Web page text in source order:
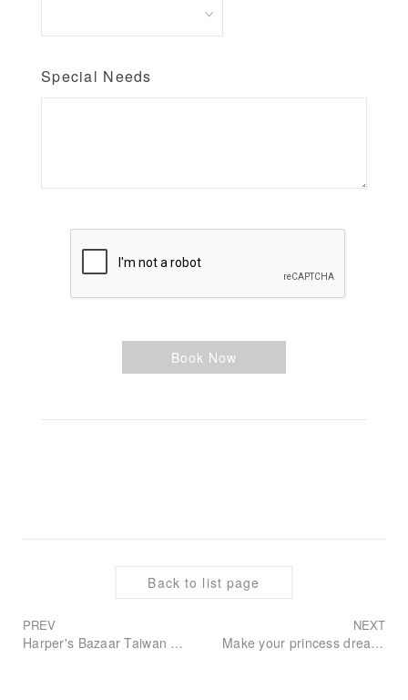
Special Needs
Book Now
PREV
Harper's Bazaar Taiwan x ALUXE Blooming Series
NEXT
Make your princess dream come true! ALUXE teams up with Disney Princesses to witness your happiness with the new Disney Princess Wedding Ring Series. In 2020, let them help you write your romantic fairy tale.
Back to list page